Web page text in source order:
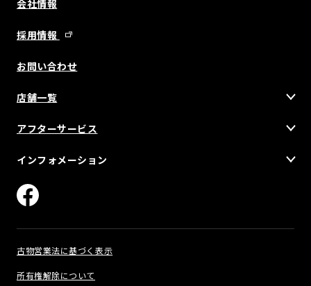
会社情報
採用情報
お問い合わせ
店舗一覧
アフターサービス
インフォメーション
古物営業法に基づく表示
所有権解除について